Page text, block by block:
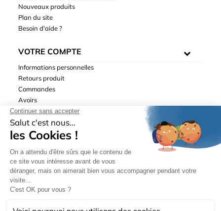
Nouveaux produits
Plan du site
Besoin d'aide ?
VOTRE COMPTE
Informations personnelles
Retours produit
Commandes
Avoirs
Adresses
Bons de réduction